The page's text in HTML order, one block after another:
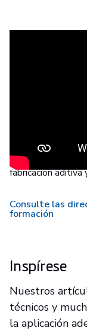
rendimiento y la
consejos, trucos y
fabricación
Consulte las
formación
Inspírese
Nuestros
técnicos y
la aplicación